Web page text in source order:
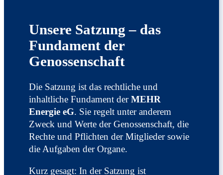
Unsere Satzung – das
Fundament der
Genossenschaft
Die Satzung ist das rechtliche und
inhaltliche Fundament der MEHR
Energie eG. Sie regelt unter anderem
Zweck und Werte der Genossenschaft, die
Rechte und Pflichten der Mitglieder sowie
die Aufgaben der Organe.
Kurz gesagt: In der Satzung ist